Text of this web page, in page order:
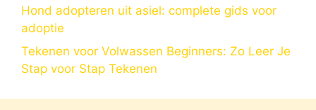
Hond adopteren uit asiel: complete gids voor
adoptie
Tekenen voor Volwassen Beginners: Zo Leer Je
Stap voor Stap Tekenen